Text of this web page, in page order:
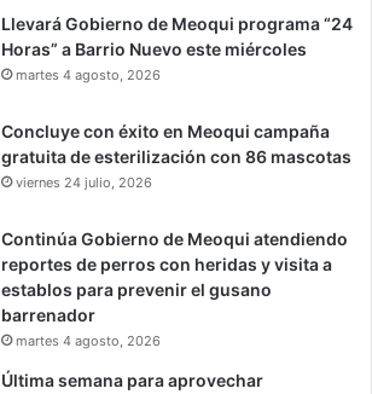
Llevará Gobierno de Meoqui programa “24
Horas” a Barrio Nuevo este miércoles
martes 4 agosto, 2026
Concluye con éxito en Meoqui campaña
gratuita de esterilización con 86 mascotas
viernes 24 julio, 2026
Continúa Gobierno de Meoqui atendiendo
reportes de perros con heridas y visita a
establos para prevenir el gusano
barrenador
martes 4 agosto, 2026
Última semana para aprovechar